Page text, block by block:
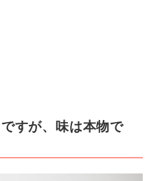
すが、味は本物で